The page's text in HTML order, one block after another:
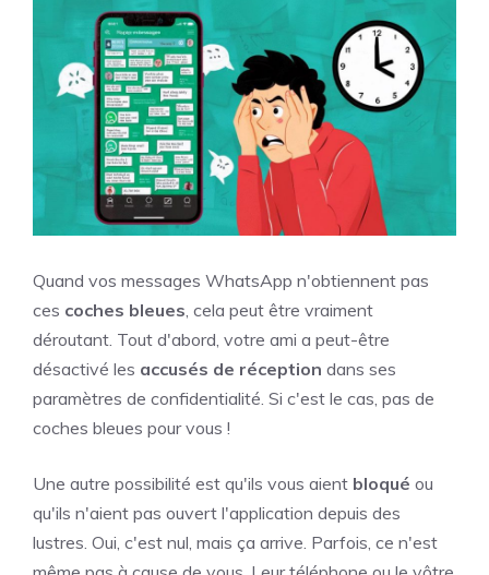
Quand vos messages WhatsApp n'obtiennent pas
ces coches bleues , cela peut être vraiment
déroutant. Tout d'abord, votre ami a peut-être
désactivé les accusés de réception dans ses
paramètres de confidentialité. Si c'est le cas, pas de
coches bleues pour vous !
Une autre possibilité est qu'ils vous aient bloqué ou
qu'ils n'aient pas ouvert l'application depuis des
lustres. Oui, c'est nul, mais ça arrive. Parfois, ce n'est